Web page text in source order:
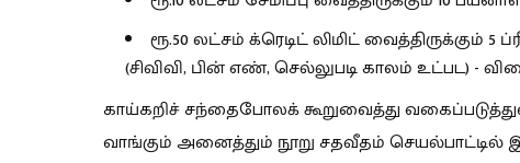
ரூ.50 லட்சம் க்ரெடிட் லிமிட் வைத்திருக்கும்
(சிவிவி, பின் எண், செல்லுபடி காலம் உட்பட) -
காய்கறிச் சந்தைபோலக் கூறுவைத்து
வாங்கும் அனைத்தும் நூறு சதவீதம் செயல்பாட்டில்